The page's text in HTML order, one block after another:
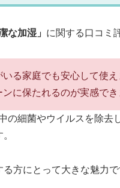
な加湿」 に関する口コミ
いる家庭でも安心して使え
ンに保たれるのが実感でき
の細菌やウイルスを除去
方にとって大きな魅力で